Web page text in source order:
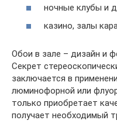
ночные клубы и
казино, залы
Обои в зале – дизайн и
Секрет
заключается в
люминофорной или
только приобретает
получает необходимый